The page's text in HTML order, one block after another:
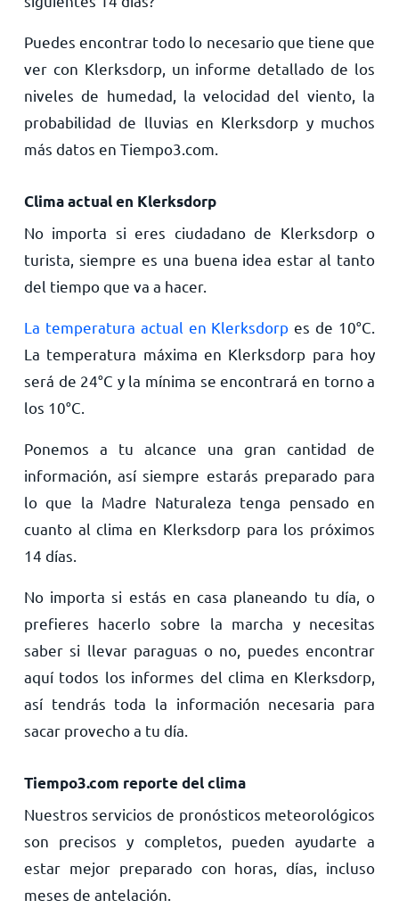
Puedes encontrar todo lo necesario que tiene que
ver con Klerksdorp, un informe detallado de los
niveles de humedad, la velocidad del viento, la
probabilidad de lluvias en Klerksdorp y muchos
más datos en Tiempo3.com.
Clima actual en Klerksdorp
No importa si eres ciudadano de Klerksdorp o
turista, siempre es una buena idea estar al tanto
del tiempo que va a hacer.
La temperatura actual en Klerksdorp es de 10°C
La temperatura máxima en Klerksdorp para hoy
será de 24°C y la mínima se encontrará en torno a
los 10°C
Ponemos a tu alcance una gran cantidad de
información, así siempre estarás preparado para
lo que la Madre Naturaleza tenga pensado en
cuanto al clima en Klerksdorp para los próximos
14 días.
No importa si estás en casa planeando tu día, o
prefieres hacerlo sobre la marcha y necesitas
saber si llevar paraguas o no, puedes encontrar
aquí todos los informes del clima en Klerksdorp,
así tendrás toda la información necesaria para
sacar provecho a tu día.
Tiempo3.com reporte del clima
Nuestros servicios de pronósticos meteorológicos
son precisos y completos, pueden ayudarte a
estar mejor preparado con horas, días, incluso
meses de antelación.